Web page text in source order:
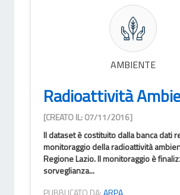
AMBIENTE
Radioattività
[CREATO IL: 07/11/2016]
Il dataset è costituito dalla banca dati
monitoraggio della radioattività
Regione Lazio. Il monitoraggio è
sorveglianza...
PUBBLICATO DA:ARPA